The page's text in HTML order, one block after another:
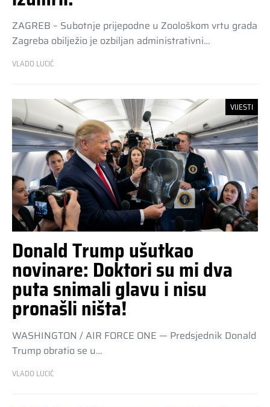
ZAGREB – Subotnje prijepodne u Zoološkom vrtu grada
Zagreba obilježio je ozbiljan administrativni…
VLADO LUCIĆ
VIJESTI
Donald Trump ušutkao
novinare: Doktori su mi dva
puta snimali glavu i nisu
pronašli ništa!
WASHINGTON / AIR FORCE ONE — Predsjednik Donald
Trump obratio se u…
VLADO LUCIĆ